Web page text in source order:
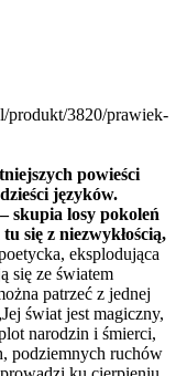
produkt/3820/prawiek-
powieści
języków.
skupia losy pokoleń
się z niezwykłością,
eksplodująca
się ze światem
patrzeć z jednej
świat jest magiczny,
narodzin i śmierci,
podziemnych ruchów